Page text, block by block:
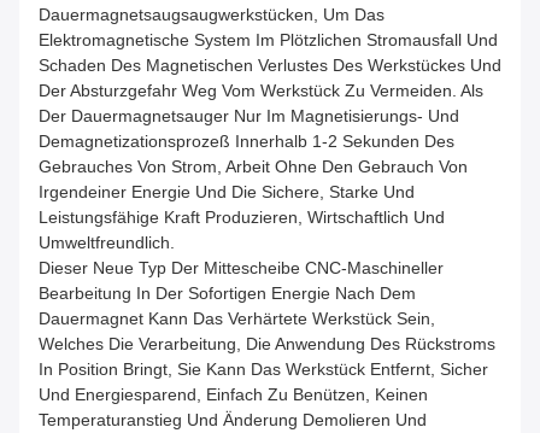
Dauermagnetsaugsaugwerkstücken, Um Das
Elektromagnetische System Im Plötzlichen Stromausfall Und
Schaden Des Magnetischen Verlustes Des Werkstückes Und
Der Absturzgefahr Weg Vom Werkstück Zu Vermeiden. Als
Der Dauermagnetsauger Nur Im Magnetisierungs- Und
Demagnetizationsprozeß Innerhalb 1-2 Sekunden Des
Gebrauches Von Strom, Arbeit Ohne Den Gebrauch Von
Irgendeiner Energie Und Die Sichere, Starke Und
Leistungsfähige Kraft Produzieren, Wirtschaftlich Und
Umweltfreundlich.
Dieser Neue Typ Der Mittescheibe CNC-Maschineller
Bearbeitung In Der Sofortigen Energie Nach Dem
Dauermagnet Kann Das Verhärtete Werkstück Sein,
Welches Die Verarbeitung, Die Anwendung Des Rückstroms
In Position Bringt, Sie Kann Das Werkstück Entfernt, Sicher
Und Energiesparend, Einfach Zu Benützen, Keinen
Temperaturanstieg Und Änderung Demolieren Und